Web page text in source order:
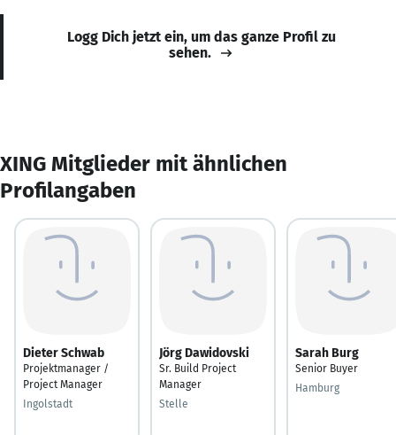
Logg Dich jetzt ein, um das ganze Profil zu
sehen.
XING Mitglieder mit ähnlichen
Profilangaben
Dieter Schwab
Projektmanager /
Project Manager
Ingolstadt
Jörg Dawidovski
Sr. Build Project
Manager
Stelle
Sarah Burg
Senior Buyer
Hamburg